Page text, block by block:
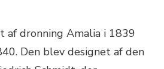
af dronning Amalia i 1839
Den blev designet af den